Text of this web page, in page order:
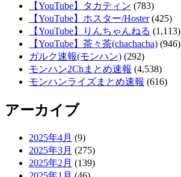
【YouTube】タカティン (783)
【YouTube】ホスター/Hoster(425)
【YouTube】りんちゃんねる (1,113)
【YouTube】茶々茶(chachacha) (946)
ガルク速報(モンハン) (292)
モンハン2Chまとめ速報 (4,538)
モンハンライズまとめ速報 (616)
アーカイブ
2025年4月 (9)
2025年3月 (275)
2025年2月 (139)